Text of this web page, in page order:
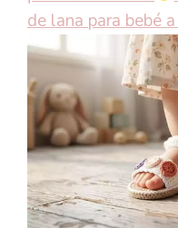
de lana para bebé